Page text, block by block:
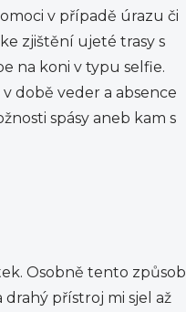
v případě úrazu či
zjištění ujeté trasy s
na koni v typu selfie.
době veder a absence
spásy aneb kam s
Osobně tento způsob
přístroj mi sjel až